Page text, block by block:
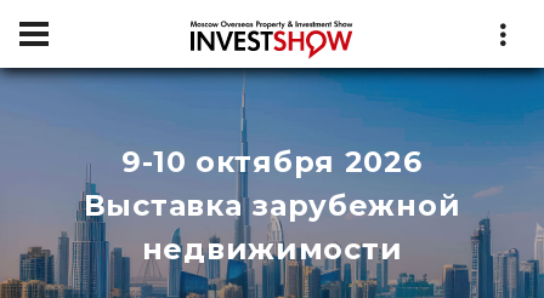
9-10 октября 2026
Выставка зарубежной
недвижимости